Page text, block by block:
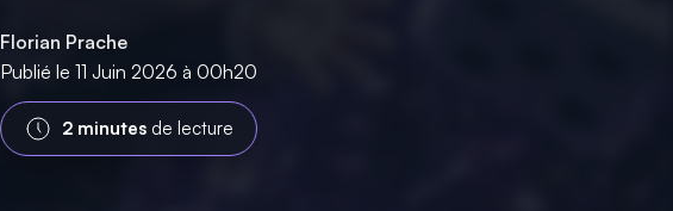
Florian Prache
Publié le 11 Juin 2026 à 00h20
2 minutes de lecture